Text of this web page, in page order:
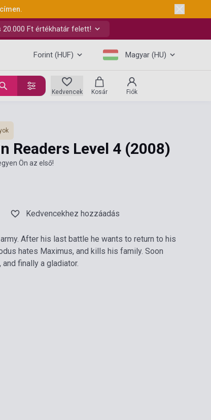
címen.
Ft értékhatár felett!
Forint (HUF) Magyar (HU)
Kedvencek Kosár Fiók
Readers Level 4 (2008)
Ön az első!
Kedvencekhez hozzáadás
After his last battle he wants to return to his
hates Maximus, and kills his family. Soon
finally a gladiator.